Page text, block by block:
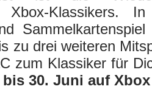
Xbox-Klassikers.
zu drei weiteren
zum Klassiker für
bis 30. Juni auf